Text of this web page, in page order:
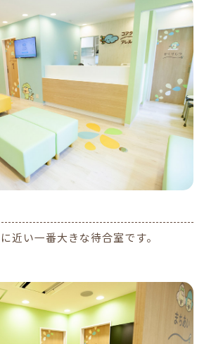
近い一番大きな待合室です。